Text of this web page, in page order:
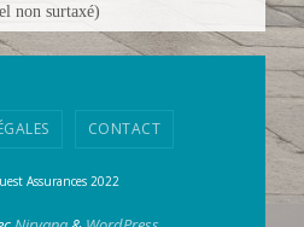
non surtaxé)
CONTACT
Assurances 2022